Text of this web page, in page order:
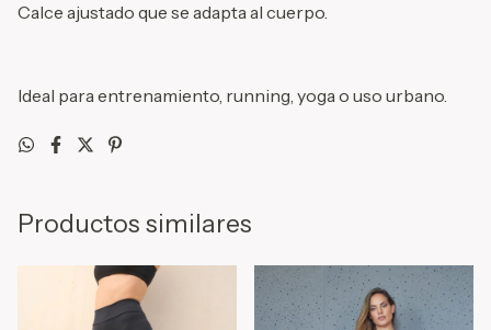
Calce ajustado que se adapta al cuerpo.
Ideal para entrenamiento, running, yoga o uso urbano.
Productos similares